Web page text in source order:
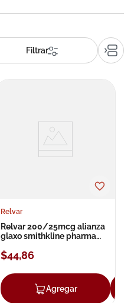
Agregar
Relvar
Relvar 200/25mcg alianza
glaxo smithkline pharma
$44,86
Agregar